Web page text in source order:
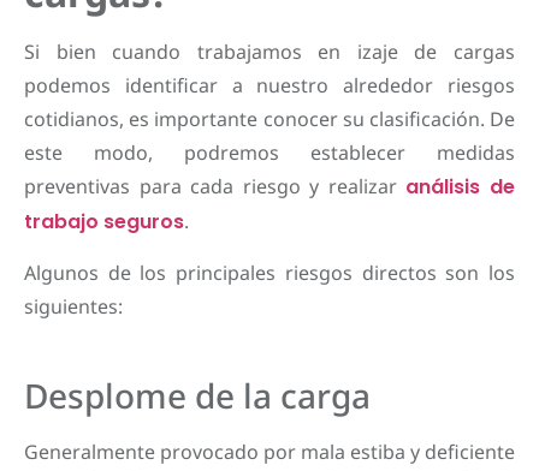
Si bien cuando trabajamos en izaje de cargas
podemos identificar a nuestro alrededor riesgos
cotidianos, es importante conocer su clasificación. De
este modo, podremos establecer medidas
preventivas para cada riesgo y realizar análisis de
trabajo seguros.
Algunos de los principales riesgos directos son los
siguientes:
Desplome de la carga
Generalmente provocado por mala estiba y deficiente